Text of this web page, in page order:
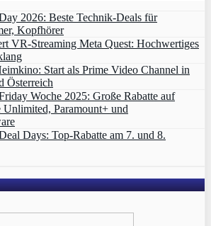
2026: Beste Technik-Deals für
Kopfhörer
VR‑Streaming Meta Quest: Hochwertiges
Start als Prime Video Channel in
Österreich
Woche 2025: Große Rabatte auf
Paramount+ und
Days: Top-Rabatte am 7. und 8.